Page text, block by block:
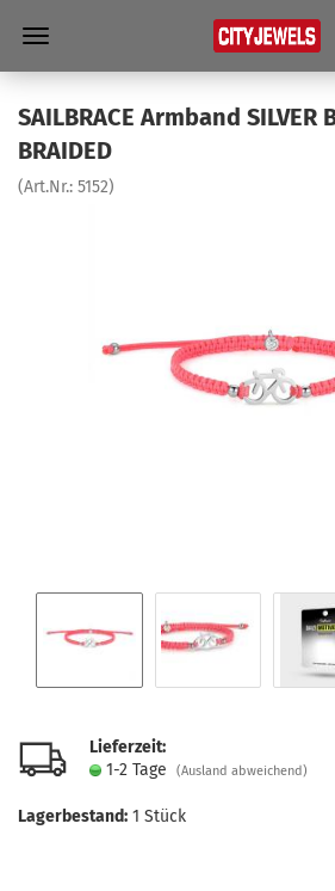
SAILBRACE Arm­band SIL­VER
BRAI­DED
(Art.Nr.: 5152)
Lieferzeit:
1-2 Tage
(Ausland abweichend)
Lagerbestand: 1 Stück